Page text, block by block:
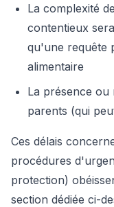
La complexité
contentieux
qu'une requête
alimentaire
La présence
parents (qui
Ces délais
procédures
protection)
section dédiée ci-